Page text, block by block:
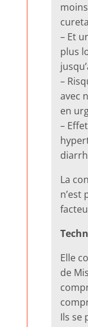
– Et
plus
–
avec
en
–
La
n’est
Elle
de
Ils se